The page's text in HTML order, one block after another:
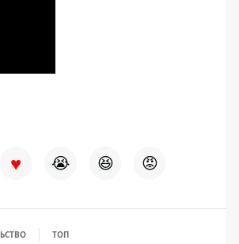
♥ 😭 😆 😡
ТОП